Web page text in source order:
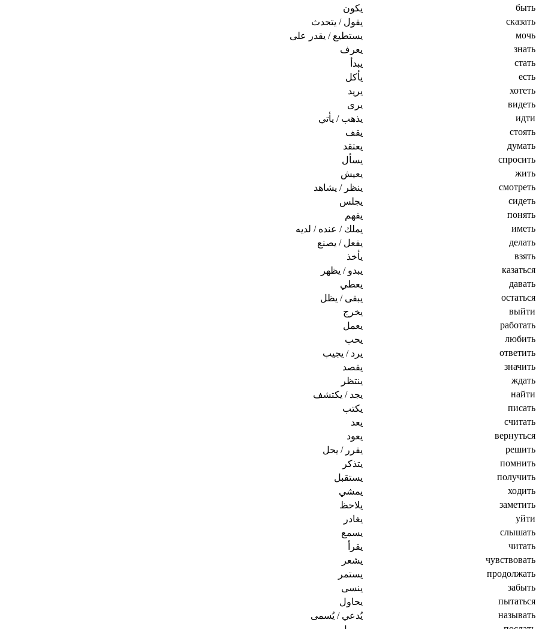
быть
يكون
сказать
يقول / يتحدث
мочь
يستطيع / يقدر على
знать
يعرف
стать
يبدأ
есть
يأكل
хотеть
يريد
видеть
يرى
идти
يذهب / يأتي
стоять
يقف
думать
يعتقد
спросить
يسأل
жить
يعيش
смотреть
ينظر / يشاهد
сидеть
يجلس
понять
يفهم
иметь
يملك / عنده / لديه
делать
يفعل / يصنع
взять
يأخذ
казаться
يبدو / يظهر
давать
يعطي
остаться
يبقى / يظل
выйти
يخرج
работать
يعمل
любить
يحب
ответить
يرد / يجيب
значить
يقصد
ждать
ينتظر
найти
يجد / يكتشف
писать
يكتب
считать
يعد
вернуться
يعود
решить
يقرر / يحل
помнить
يتذكر
получить
يستقبل
ходить
يمشي
заметить
يلاحظ
уйти
يغادر
слышать
يسمع
читать
يقرأ
чувствовать
يشعر
продолжать
يستمر
забыть
ينسى
пытаться
يحاول
называть
يُدعي / يُسمى